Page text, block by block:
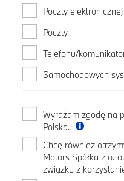
Poczty elektronicznej
Poczty
Telefonu/
Samochodowych
Wyrażam zgodę na
Polska.
Chcę również
Motors Spółka z o.
związku z